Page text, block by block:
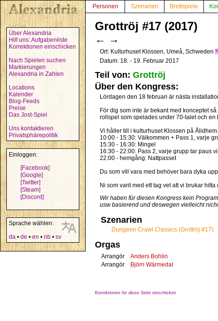
Über Alexandria
Hilf uns: Aufgabenliste
Korrektionen einschicken
Nach Spielen suchen
Markierungen
Alexandria in Zahlen
Locations
Kalender
Blog-Feeds
Preise
Das Jost-Spiel
Uns kontaktieren
Privatsphärepolitik
Einloggen:
[Facebook]
[Google]
[Twitter]
[Steam]
[Discord]
Sprache wählen:
da • de • en • nb • sv
Personen Szenarien Brettspiele
Grottröj #17 (2017)
← →
Ort: Kulturhuset Klossen, Umeå, Schweden
Datum: 18. - 19. Februar 2017
Teil von: Grottröj
Über den Kongress:
Lördagen den 18 februari är nästa
För dig som inte är bekant med konceptet
rollspel som spelades under 70-talet och
Vi håller till i kulturhuset Klossen på
10:00 - 15:30: Välkommen + Pass 1, varje
15:30 - 16:30: Mingel
16:30 - 22:00: Pass 2, varje grupp tar paus
22:00 - hemgång: Nattpasset
Du som vill vara med behöver bara dyka
Ni som varit med ett tag vet att vi brukar
Wir haben für diesen Kongress kein
usw basierend und deswegen vielleicht
Szenarien
Dungeon Crawl Classics (Grottröj #17)
Orgas
Arrangör
Anders Bohlin
Arrangör
Björn Wärmedal
Korrektionen für diese Seite einschicken